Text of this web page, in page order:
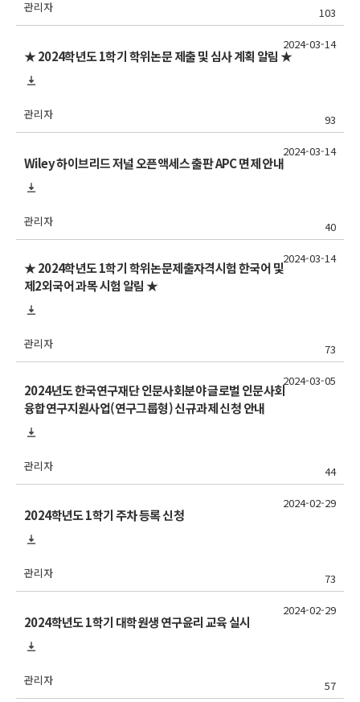
관리자 103
★ 2024학년도 1학기 학위논문 제출 및 심사 계획 알림 ★
관리자 93
2024-03-14
Wiley 하이브리드 저널 오픈액세스 출판 APC 면제 안내
관리자 40
2024-03-14
★ 2024학년도 1학기 학위논문제출자격시험 한국어 및
제2외국어 과목 시험 알림 ★
관리자 73
2024-03-14
2024년도 한국연구재단 인문사회분야 글로벌 인문사회
융합연구지원사업(연구그룹형) 신규과제 신청 안내
관리자 44
2024-03-05
2024학년도 1학기 주차 등록 신청
관리자 73
2024-02-29
2024학년도 1학기 대학원생 연구윤리 교육 실시
관리자 57
2024-02-29